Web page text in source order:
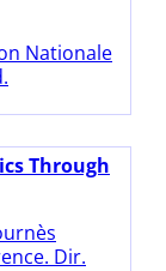
Nationale
Through
Dir.